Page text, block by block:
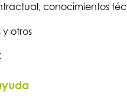
conocimientos
otros